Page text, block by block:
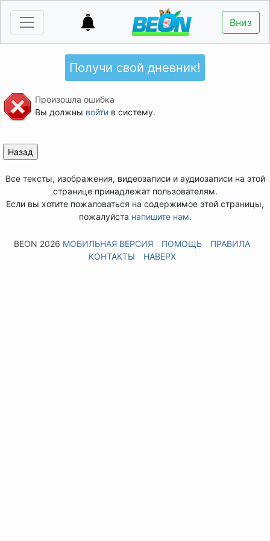
Вниз
Получи свой дневник!
Произошла ошибка
Вы должны войтив систему.
Все тексты, изображения, видеозаписи и аудиозаписи на этой
странице принадлежат пользователям.
Если вы хотите пожаловаться на содержимое этой страницы,
пожалуйста напишите нам.
BEON 2026 МОБИЛЬНАЯ ВЕРСИЯ ПОМОЩЬ
ПРАВИЛА
КОНТАКТЫ
НАВЕРХ